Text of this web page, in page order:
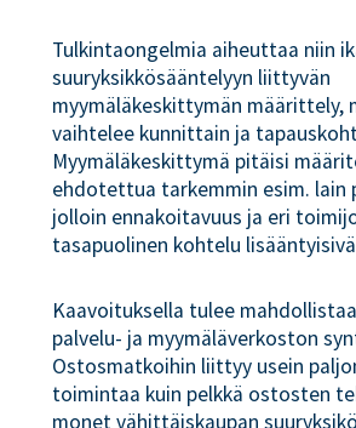
Tulkintaongelmia aiheuttaa niin
suuryksikkösääntelyyn liittyvän
myymäläkeskittymän määrittely,
vaihtelee kunnittain ja
Myymäläkeskittymä pitäisi
ehdotettua tarkemmin esim. lain
jolloin ennakoitavuus ja eri
tasapuolinen kohtelu
Kaavoituksella tulee
palvelu- ja myymäläverkoston
Ostosmatkoihin liittyy usein
toimintaa kuin pelkkä ostosten
monet vähittäiskaupan